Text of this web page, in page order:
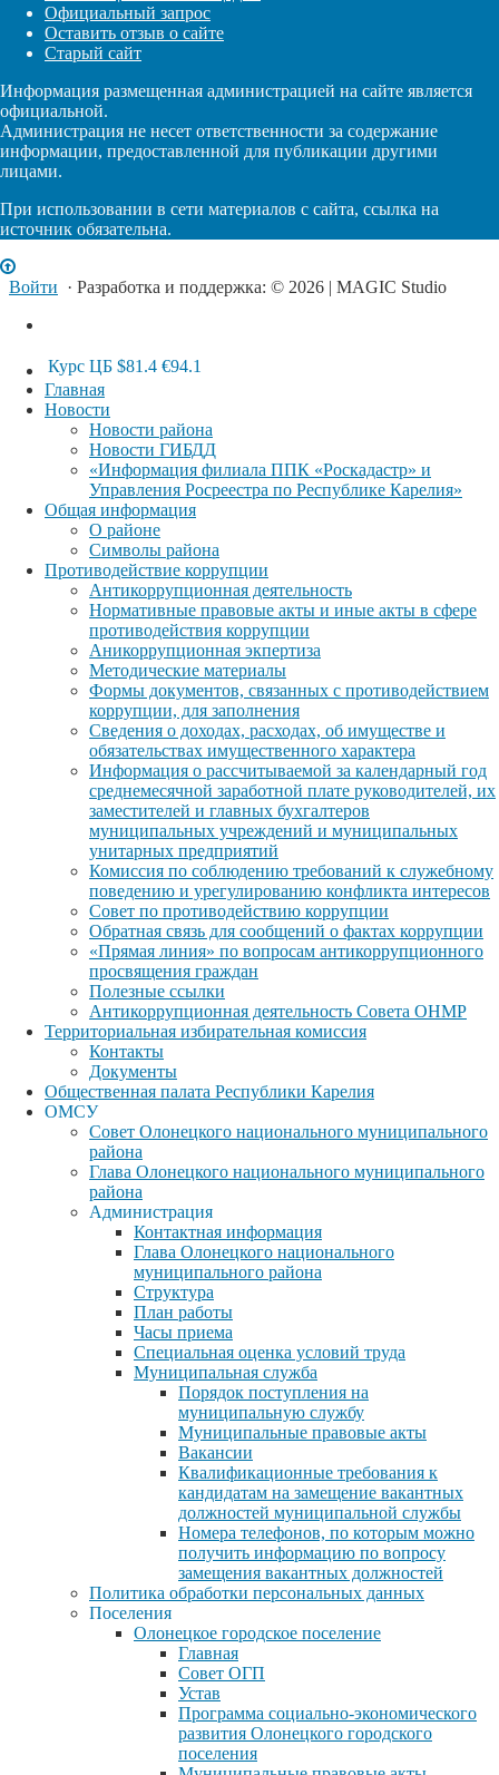
Официальный запрос
Оставить отзыв о сайте
Старый сайт
Информация размещенная администрацией на сайте является
официальной.
Администрация не несет ответственности за содержание
информации, предоставленной для публикации другими
лицами.
При использовании в сети материалов с сайта, ссылка на
источник обязательна.
Войти · Разработка и поддержка: © 2026 | MAGIC Studio
Курс ЦБ $81.4 €94.1
Главная
Новости
Новости района
Новости ГИБДД
«Информация филиала ППК «Роскадастр» и
Управления Росреестра по Республике Карелия»
Общая информация
О районе
Символы района
Противодействие коррупции
Антикоррупционная деятельность
Нормативные правовые акты и иные акты в сфере
противодействия коррупции
Аникоррупционная экпертиза
Методические материалы
Формы документов, связанных с противодействием
коррупции, для заполнения
Сведения о доходах, расходах, об имуществе и
обязательствах имущественного характера
Информация о рассчитываемой за календарный год
среднемесячной заработной плате руководителей, их
заместителей и главных бухгалтеров
муниципальных учреждений и муниципальных
унитарных предприятий
Комиссия по соблюдению требований к служебному
поведению и урегулированию конфликта интересов
Совет по противодействию коррупции
Обратная связь для сообщений о фактах коррупции
«Прямая линия» по вопросам антикоррупционного
просвящения граждан
Полезные ссылки
Антикоррупционная деятельность Совета ОНМР
Территориальная избирательная комиссия
Контакты
Документы
Общественная палата Республики Карелия
ОМСУ
Совет Олонецкого национального муниципального
района
Глава Олонецкого национального муниципального
района
Администрация
Контактная информация
Глава Олонецкого национального
муниципального района
Структура
План работы
Часы приема
Специальная оценка условий труда
Муниципальная служба
Порядок поступления на
муниципальную службу
Муниципальные правовые акты
Вакансии
Квалификационные требования к
кандидатам на замещение вакантных
должностей муниципальной службы
Номера телефонов, по которым можно
получить информацию по вопросу
замещения вакантных должностей
Политика обработки персональных данных
Поселения
Олонецкое городское поселение
Главная
Совет ОГП
Устав
Программа социально-экономического
развития Олонецкого городского
поселения